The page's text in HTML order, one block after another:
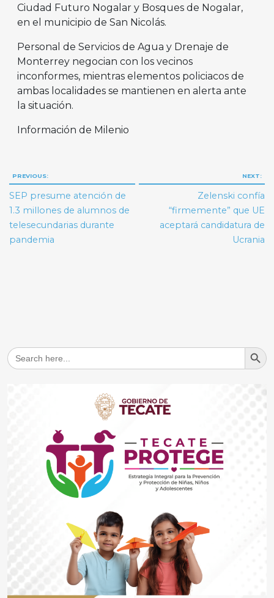
Ciudad Futuro Nogalar y Bosques de Nogalar,
en el municipio de San Nicolás.
Personal de Servicios de Agua y Drenaje de
Monterrey negocian con los vecinos
inconformes, mientras elementos policiacos de
ambas localidades se mantienen en alerta ante
la situación.
Información de Milenio
Navegación
de
entradas
PREVIOUS:
SEP presume atención de
1.3 millones de alumnos de
telesecundarias durante
pandemia
NEXT:
Zelenski confía
“firmemente” que UE
aceptará candidatura de
Ucrania
Search
for:
Search